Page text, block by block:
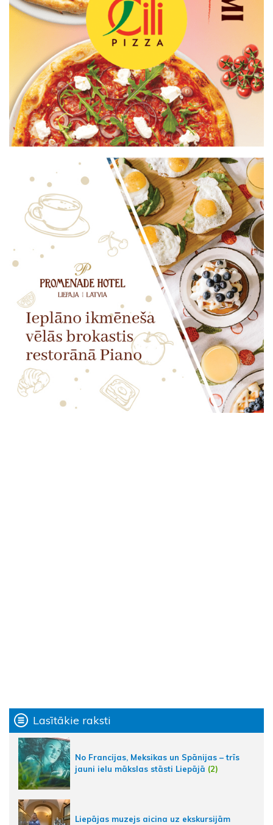
Lasītākie raksti
No Francijas, Meksikas un Spānijas – trīs
jauni ielu mākslas stāsti Liepājā (2)
Liepājas muzejs aicina uz ekskursijām